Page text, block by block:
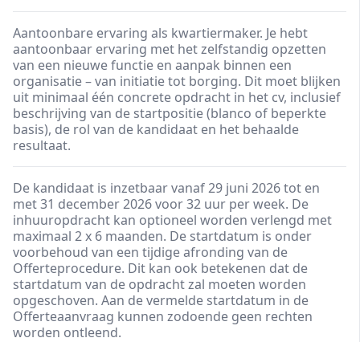
Aantoonbare ervaring als kwartiermaker. Je hebt
aantoonbaar ervaring met het zelfstandig opzetten
van een nieuwe functie en aanpak binnen een
organisatie – van initiatie tot borging. Dit moet blijken
uit minimaal één concrete opdracht in het cv, inclusief
beschrijving van de startpositie (blanco of beperkte
basis), de rol van de kandidaat en het behaalde
resultaat.
De kandidaat is inzetbaar vanaf 29 juni 2026 tot en
met 31 december 2026 voor 32 uur per week. De
inhuuropdracht kan optioneel worden verlengd met
maximaal 2 x 6 maanden. De startdatum is onder
voorbehoud van een tijdige afronding van de
Offerteprocedure. Dit kan ook betekenen dat de
startdatum van de opdracht zal moeten worden
opgeschoven. Aan de vermelde startdatum in de
Offerteaanvraag kunnen zodoende geen rechten
worden ontleend.